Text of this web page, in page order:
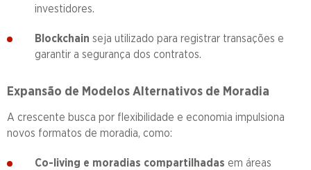
investidores.
Blockchain seja utilizado para registrar transações e
garantir a segurança dos contratos.
Expansão de Modelos Alternativos de Moradia
A crescente busca por flexibilidade e economia impulsiona
novos formatos de moradia, como:
Co-living e moradias compartilhadas em áreas